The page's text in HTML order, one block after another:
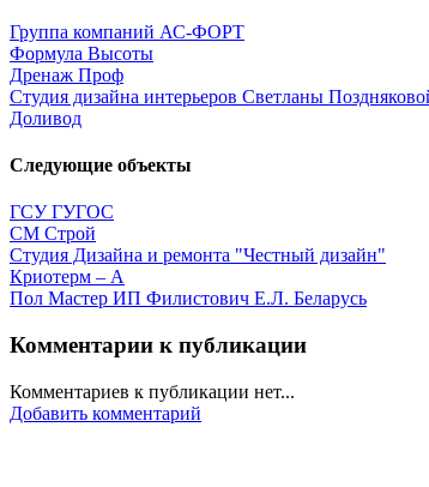
Группа компаний АС-ФОРТ
Формула Высоты
Дренаж Проф
Студия дизайна интерьеров Светланы
Доливод
Следующие объекты
ГСУ ГУГОС
СМ Строй
Студия Дизайна и ремонта "Честный дизайн"
Криотерм – А
Пол Мастер ИП Филистович Е.Л. Беларусь
Комментарии к публикации
Комментариев к публикации нет...
Добавить комментарий